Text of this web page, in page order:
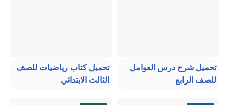
تحميل شرح درس العوامل
للصف الرابع
تحميل كتاب رياضيات للصف
الثالث الابتدائي